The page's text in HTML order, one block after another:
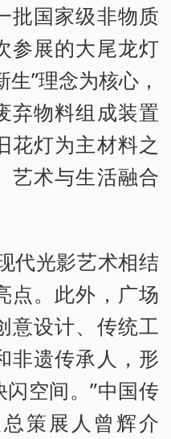
批国家级非物质
参展的大尾龙灯
”理念为核心，
弃物料组成装置
花灯为主材料之
艺术与生活融合
代光影艺术相结
点。此外，广场
意设计、传统工
非遗传承人，形
空间。”中国传
策展人曾辉介